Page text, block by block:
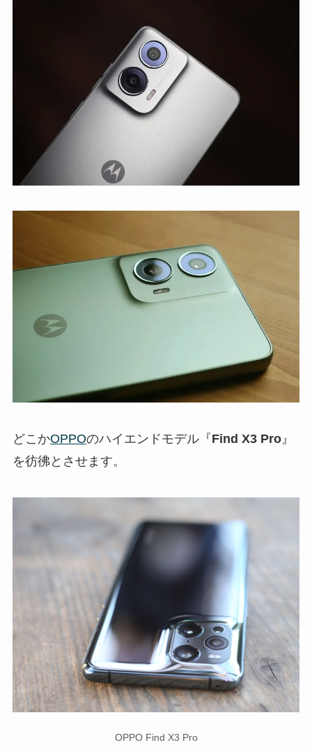
どこかOPPOのハイエンドモデル『Find X3 Pro』
を彷彿とさせます。
OPPO Find X3 Pro